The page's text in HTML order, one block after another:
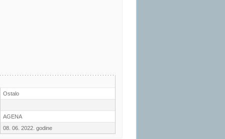
Ostalo
AGENA
08. 06. 2022. godine